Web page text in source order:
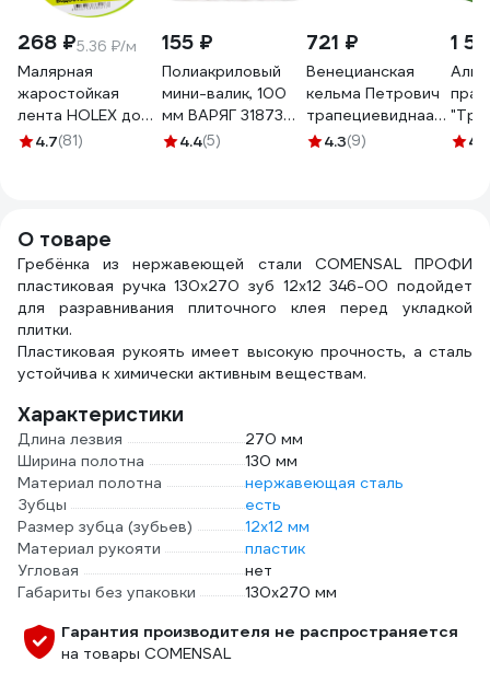
268 ₽5.36 ₽/м
Малярная
жаростойкая
лента HOLEX до
100С, зеленая,
4.7(81)
155 ₽
Полиакриловый
мини-валик, 100
мм ВАРЯГ 31873
тов-149014 (2 шт.)
4.4(5)
721 ₽
Венецианская
кельма Петрович
трапециевиднаая,
200x80x70мм,
4.3(9)
1
4.7
О товаре
Гребёнка из нержавеющей стали COMENSAL ПРОФИ
пластиковая ручка 130х270 зуб 12х12 346-00 подойдет
для разравнивания плиточного клея перед укладкой
плитки.
Пластиковая рукоять имеет высокую прочность, а сталь
устойчива к химически активным веществам.
Характеристики
Длина лезвия
270 мм
Ширина полотна
130 мм
Материал полотна
нержавеющая сталь
Зубцы
есть
Размер зубца (зубьев)
12х12 мм
Материал рукояти
пластик
Угловая
нет
Габариты без упаковки
130х270 мм
Гарантия производителя не распространяется
на товары COMENSAL